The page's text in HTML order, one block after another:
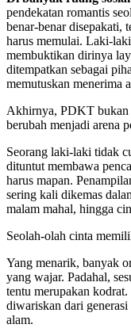
pendekatan romantis
benar-benar disepakati,
harus memulai. Laki-
membuktikan dirinya
ditempatkan sebagai
memutuskan menerima
Akhirnya, PDKT bukan
berubah menjadi arena
Seorang laki-laki tidak
dituntut membawa
harus mapan.
sering kali dikemas
malam mahal, hingga
Seolah-olah cinta
Yang menarik, banyak
yang wajar. Padahal,
tentu merupakan
diwariskan dari
alam.